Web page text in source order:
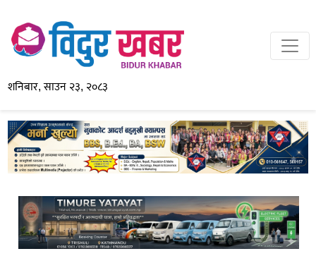
शनिबार, साउन २३, २०८३